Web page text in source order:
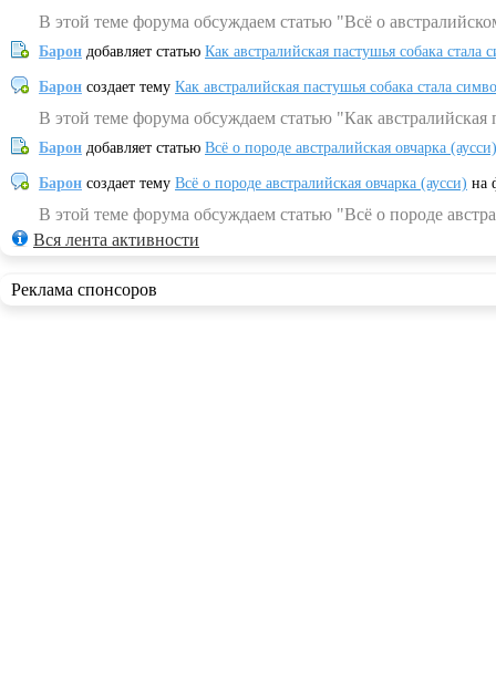
В этой теме форума обсуждаем статью "Всё о
Барон добавляет статью Как австралийская пастушья собака
Барон создает тему Как австралийская пастушья собака стала
В этой теме форума обсуждаем статью "Как
Барон добавляет статью Всё о породе австралийская овчарка (аусси)
Барон создает тему Всё о породе австралийская овчарка (аусси) на
В этой теме форума обсуждаем статью "Всё о породе
Вся лента активности
Реклама спонсоров